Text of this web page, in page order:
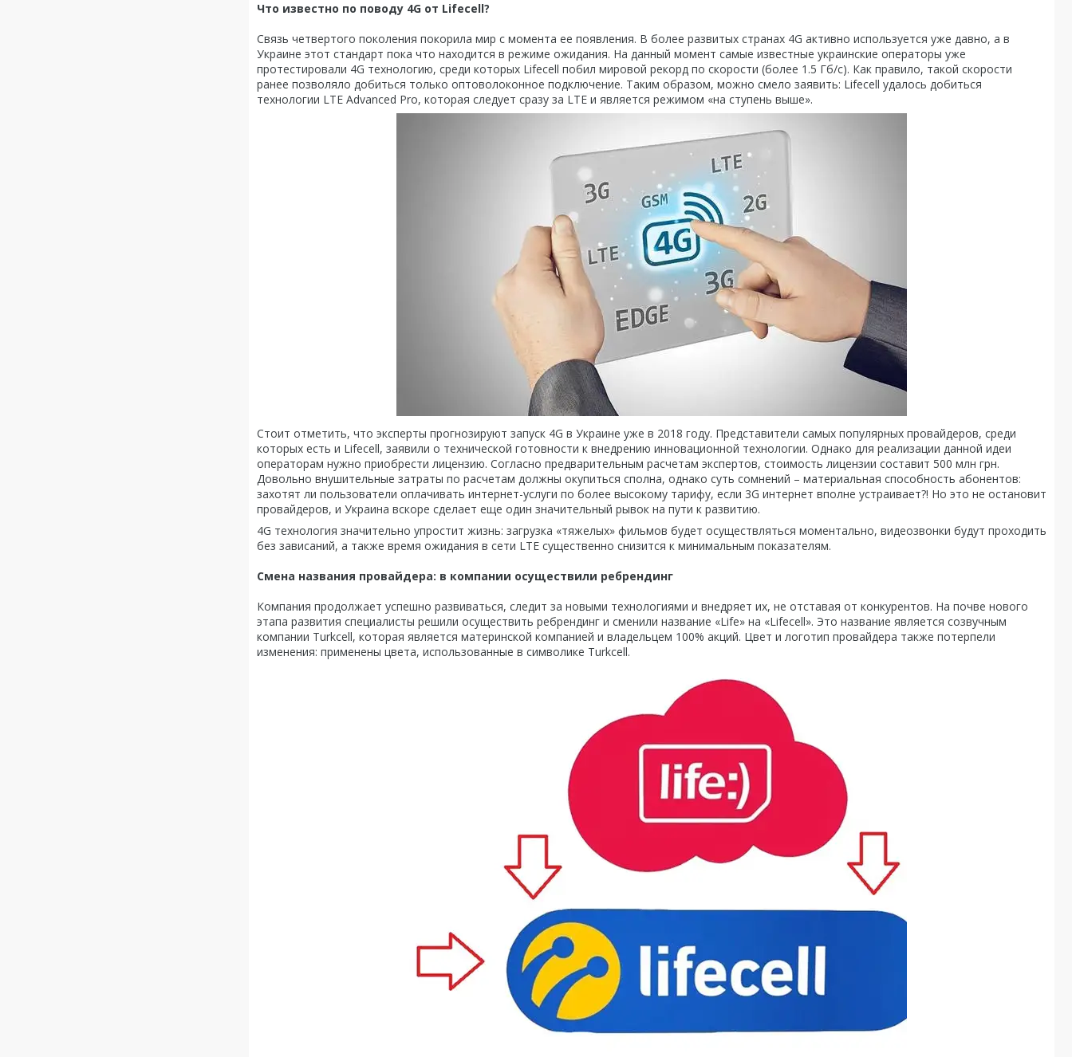
Что известно по поводу 4G от Lifecell?
Связь четвертого поколения покорила мир с момента ее появления. В более развитых странах 4G активно используется уже давно, а в
Украине этот стандарт пока что находится в режиме ожидания. На данный момент самые известные украинские операторы уже
протестировали 4G технологию, среди которых Lifecell побил мировой рекорд по скорости (более 1.5 Гб/с). Как правило, такой скорости
ранее позволяло добиться только оптоволоконное подключение. Таким образом, можно смело заявить: Lifecell удалось добиться
технологии LTE Advanced Pro, которая следует сразу за LTE и является режимом «на ступень выше».
Стоит отметить, что эксперты прогнозируют запуск 4G в Украине уже в 2018 году. Представители самых популярных провайдеров, среди
которых есть и Lifecell, заявили о технической готовности к внедрению инновационной технологии. Однако для реализации данной идеи
операторам нужно приобрести лицензию. Согласно предварительным расчетам экспертов, стоимость лицензии составит 500 млн грн.
Довольно внушительные затраты по расчетам должны окупиться сполна, однако суть сомнений – материальная способность абонентов:
захотят ли пользователи оплачивать интернет-услуги по более высокому тарифу, если 3G интернет вполне устраивает?! Но это не остановит
провайдеров, и Украина вскоре сделает еще один значительный рывок на пути к развитию.
4G технология значительно упростит жизнь: загрузка «тяжелых» фильмов будет осуществляться моментально, видеозвонки будут проходить
без зависаний, а также время ожидания в сети LTE существенно снизится к минимальным показателям.
Смена названия провайдера: в компании осуществили ребрендинг
Компания продолжает успешно развиваться, следит за новыми технологиями и внедряет их, не отставая от конкурентов. На почве нового
этапа развития специалисты решили осуществить ребрендинг и сменили название «Life» на «Lifecell». Это название является созвучным
компании Turkcell, которая является материнской компанией и владельцем 100% акций. Цвет и логотип провайдера также потерпели
изменения: применены цвета, использованные в символике Turkcell.